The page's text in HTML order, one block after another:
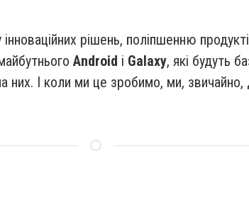
рішень, поліпшенню
Android і Galaxy, які будуть
них. І коли ми це зробимо, ми,